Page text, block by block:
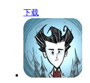
下载